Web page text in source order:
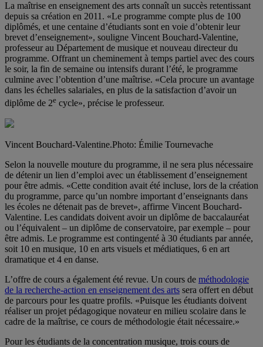
La maîtrise en enseignement des arts connaît un succès retentissant
depuis sa création en 2011. «Le programme compte plus de 100
diplômés, et une centaine d’étudiants sont en voie d’obtenir leur
brevet d’enseignement», souligne Vincent Bouchard-Valentine,
professeur au Département de musique et nouveau directeur du
programme. Offrant un cheminement à temps partiel avec des cours
le soir, la fin de semaine ou intensifs durant l’été, le programme
culmine avec l’obtention d’une maîtrise. «Cela procure un avantage
dans les échelles salariales, en plus de la satisfaction d’avoir un
diplôme de 2e cycle», précise le professeur.
Vincent Bouchard-Valentine.Photo: Émilie Tournevache
Selon la nouvelle mouture du programme, il ne sera plus nécessaire
de détenir un lien d’emploi avec un établissement d’enseignement
pour être admis. «Cette condition avait été incluse, lors de la création
du programme, parce qu’un nombre important d’enseignants dans
les écoles ne détenait pas de brevet», affirme Vincent Bouchard-
Valentine. Les candidats doivent avoir un diplôme de baccalauréat
ou l’équivalent – un diplôme de conservatoire, par exemple – pour
être admis. Le programme est contingenté à 30 étudiants par année,
soit 10 en musique, 10 en arts visuels et médiatiques, 6 en art
dramatique et 4 en danse.
L’offre de cours a également été revue. Un cours de méthodologie
de la recherche-action en enseignement des arts sera offert en début
de parcours pour les quatre profils. «Puisque les étudiants doivent
réaliser un projet pédagogique novateur en milieu scolaire dans le
cadre de la maîtrise, ce cours de méthodologie était nécessaire.»
Pour les étudiants de la concentration musique, trois cours de